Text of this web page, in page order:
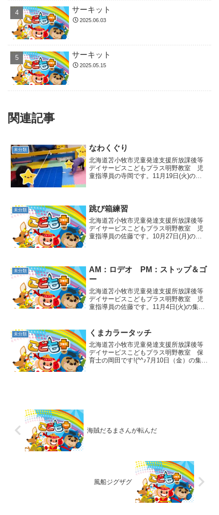
サーキット
2025.06.03
サーキット
2025.05.15
関連記事
未分類 なわくぐり
北海道苫小牧市児童発達支援所放課後等
デイサービスこどもプラス明野教室 児
童指導員の寺岡です。11月19日(火)の集
なわにぶつからない...
未分類 跳び箱練習
北海道苫小牧市児童発達支援所放課後等
デイサービスこどもプラス明野教室 児
童指導員の佐藤です。10月27日(月)の集
きました。印のとこ...
未分類
AM：ロデオ PM：ストップ＆ゴ
ー
北海道苫小牧市児童発達支援所放課後等
デイサービスこどもプラス明野教室 児
童指導員の佐藤です。11月4日(火)の集団
ットの上で馬になった職員の上に乗って
落とされないよ...
未分類 くまカラータッチ
北海道苫小牧市児童発達支援所放課後等
デイサービスこどもプラス明野教室 保
育士の岡田です!(^^♪7月10日（金）の集団
海賊だるまさんが転んだ
風船ジグザグ